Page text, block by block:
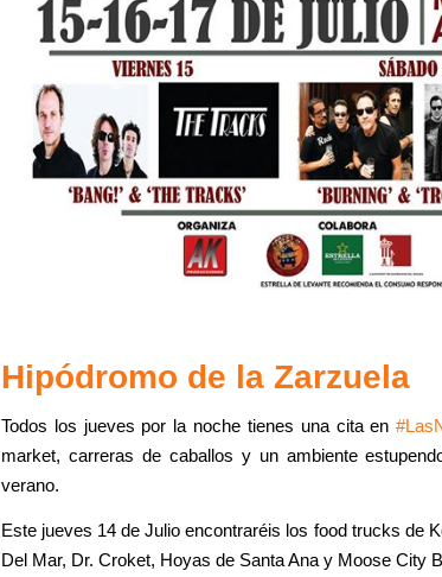
Hipódromo de la Zarzuela
Todos los jueves por la noche tienes una cita en#‎
market, carreras de caballos y un ambiente
verano.
Este jueves 14 de Julio encontraréis los food trucks de
Del Mar, Dr. Croket, Hoyas de Santa Ana y Moose City